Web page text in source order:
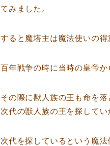
てみました。
すると魔塔主は魔法使いの得
百年戦争の時に当時の皇帝
その際に獣人族の王も命を
次代の獣人族の王を探してい
次代を探しているという魔